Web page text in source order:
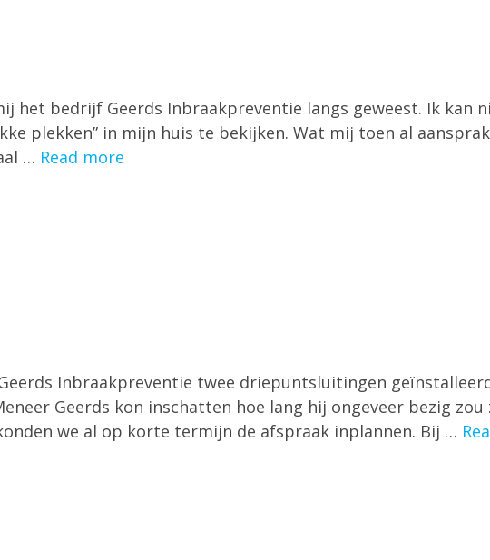
het bedrijf Geerds Inbraakpreventie langs geweest. Ik kan
plekken” in mijn huis te bekijken. Wat mij toen al
… Read more
Inbraakpreventie twee driepuntsluitingen
Geerds kon inschatten hoe lang hij ongeveer bezig
we al op korte termijn de afspraak inplannen. Bij …